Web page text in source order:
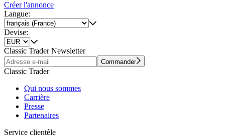
Créer l'annonce
Langue:
Devise:
Classic Trader Newsletter
Commander
Classic Trader
Qui nous sommes
Carrière
Presse
Partenaires
Service clientèle